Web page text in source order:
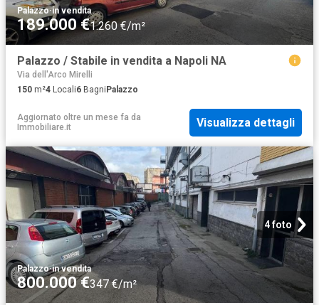
Palazzo·in vendita
189.000 €1.260 €/m²
Palazzo / Stabile in vendita a Napoli NA
Via dell'Arco Mirelli
150 m²4 Locali6 BagniPalazzo
Aggiornato oltre un mese fa da
Immobiliare.it
Visualizza dettagli
4 foto
Palazzo·in vendita
800.000 €347 €/m²